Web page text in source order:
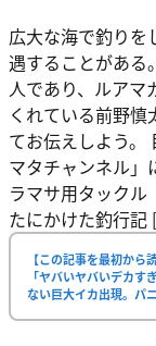
広大な海で釣りを
遇することがある
人であり、ルアマ
くれている前野
てお伝えしよう。
マタチャンネル」
ラマサ用タックル
たにかけた釣行
【この記事を最初から読
「ヤバいヤバいデカ
ない巨大イカ出現。パ